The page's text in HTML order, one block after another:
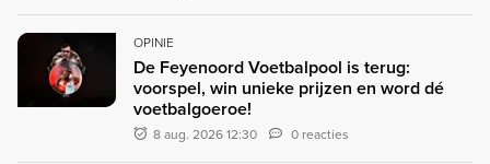
OPINIE
De Feyenoord Voetbalpool is terug:
voorspel, win unieke prijzen en word dé
voetbalgoeroe!
8 aug. 2026 12:30 0 reacties